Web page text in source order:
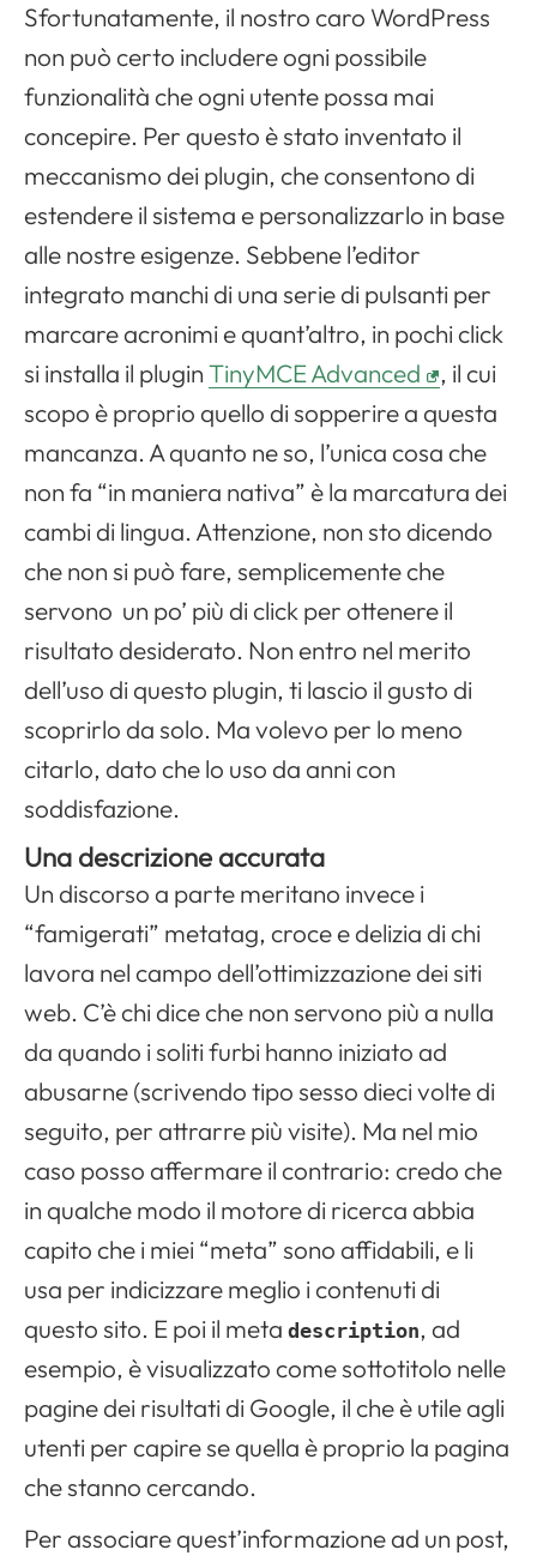
Sfortunatamente, il nostro caro WordPress
non può certo includere ogni possibile
funzionalità che ogni utente possa mai
concepire. Per questo è stato inventato il
meccanismo dei plugin, che consentono di
estendere il sistema e personalizzarlo in base
alle nostre esigenze. Sebbene l’editor
integrato manchi di una serie di pulsanti per
marcare acronimi e quant’altro, in pochi click
si installa il pluginTinyMCE Advanced
, il cui
scopo è proprio quello di sopperire a questa
mancanza. A quanto ne so, l’unica cosa che
non fa “in maniera nativa” è la marcatura dei
cambi di lingua. Attenzione, non sto dicendo
che non si può fare, semplicemente che
servono un po’ più di click per ottenere il
risultato desiderato. Non entro nel merito
dell’uso di questo plugin, ti lascio il gusto di
scoprirlo da solo. Ma volevo per lo meno
citarlo, dato che lo uso da anni con
soddisfazione.
Una descrizione accurata
Un discorso a parte meritano invece i
“famigerati” metatag, croce e delizia di chi
lavora nel campo dell’ottimizzazione dei siti
web. C’è chi dice che non servono più a nulla
da quando i soliti furbi hanno iniziato ad
abusarne (scrivendo tipo sesso dieci volte di
seguito, per attrarre più visite). Ma nel mio
caso posso affermare il contrario: credo che
in qualche modo il motore di ricerca abbia
capito che i miei “meta” sono affidabili, e li
usa per indicizzare meglio i contenuti di
questo sito. E poi il meta description, ad
esempio, è visualizzato come sottotitolo nelle
pagine dei risultati di Google, il che è utile agli
utenti per capire se quella è proprio la pagina
che stanno cercando.
Per associare quest’informazione ad un post,